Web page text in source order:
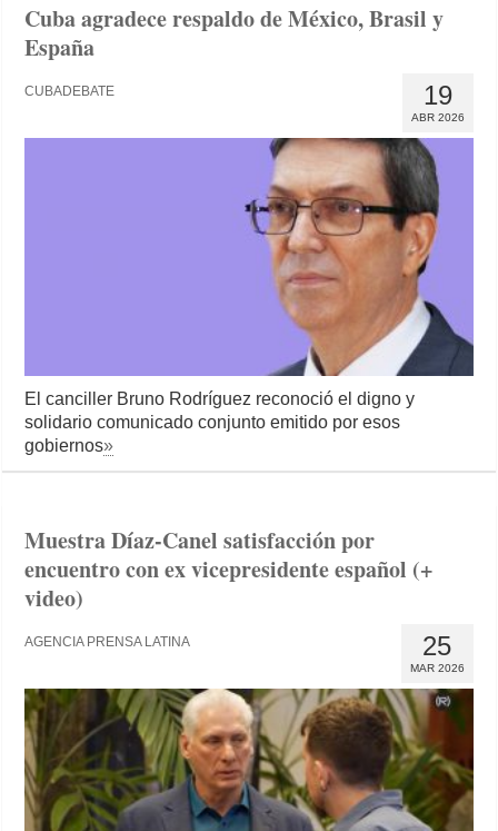
Cuba agradece respaldo de México, Brasil y
España
19
ABR 2026
CUBADEBATE
El canciller Bruno Rodríguez reconoció el digno y
solidario comunicado conjunto emitido por esos
gobiernos»
Muestra Díaz-Canel satisfacción por
encuentro con ex vicepresidente español (+
video)
25
MAR 2026
AGENCIA PRENSA LATINA